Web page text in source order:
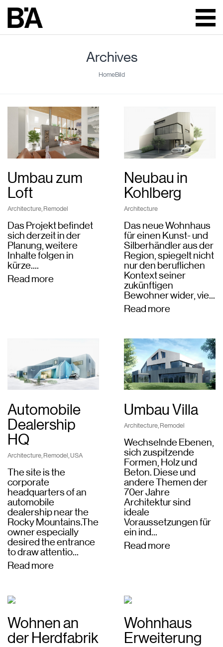
Archives
HomeBild
Umbau zum
Loft
Architecture Remodel
Das Projekt befindet
sich derzeit in der
Planung, weitere
Inhalte folgen in
kürze....
Read more
Neubau in
Kohlberg
Architecture
Das neue Wohnhaus
für einen Kunst- und
Silberhändler aus der
Region, spiegelt nicht
nur den beruflichen
Kontext seiner
zukünftigen
Bewohner wider, vie...
Read more
Automobile
Dealership
HQ
Architecture Remodel USA
The site is the
corporate
headquarters of an
automobile
dealership near the
Rocky Mountains.The
owner especially
desired the entrance
to draw attentio...
Read more
Umbau Villa
Architecture Remodel
Wechselnde Ebenen,
sich zuspitzende
Formen, Holz und
Beton. Diese und
andere Themen der
70er Jahre
Architektur sind
ideale
Voraussetzungen für
ein ind...
Read more
Wohnen an
der Herdfabrik
Wohnhaus
Erweiterung